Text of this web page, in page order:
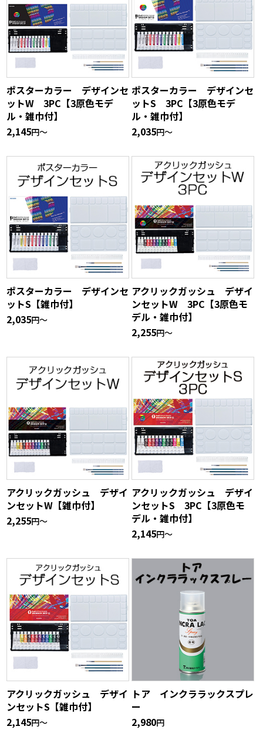
ポスターカラー デザインセ
ットW 3PC【3原色モデ
ル・雑巾付】
2,145円〜
ポスターカラー デザインセ
ットS 3PC【3原色モデ
ル・雑巾付】
2,035円〜
ポスターカラー デザインセ
ットS【雑巾付】
2,035円〜
アクリックガッシュ デザイ
ンセットW 3PC【3原色モ
デル・雑巾付】
2,255円〜
アクリックガッシュ デザイ
ンセットW【雑巾付】
2,255円〜
アクリックガッシュ デザイ
ンセットS 3PC【3原色モ
デル・雑巾付】
2,145円〜
アクリックガッシュ デザイ
ンセットS【雑巾付】
2,145円〜
トア インクララックスプレ
ー
2,980円